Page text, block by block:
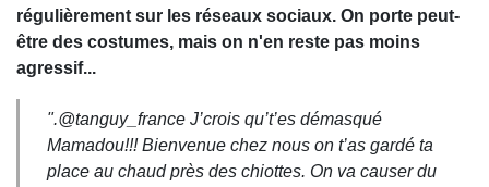
régulièrement sur les réseaux sociaux. On porte peut-
être des costumes, mais on n'en reste pas moins
agressif...
".@tanguy_france J’crois qu’t’es démasqué
Mamadou!!! Bienvenue chez nous on t’as gardé ta
place au chaud près des chiottes. On va causer du